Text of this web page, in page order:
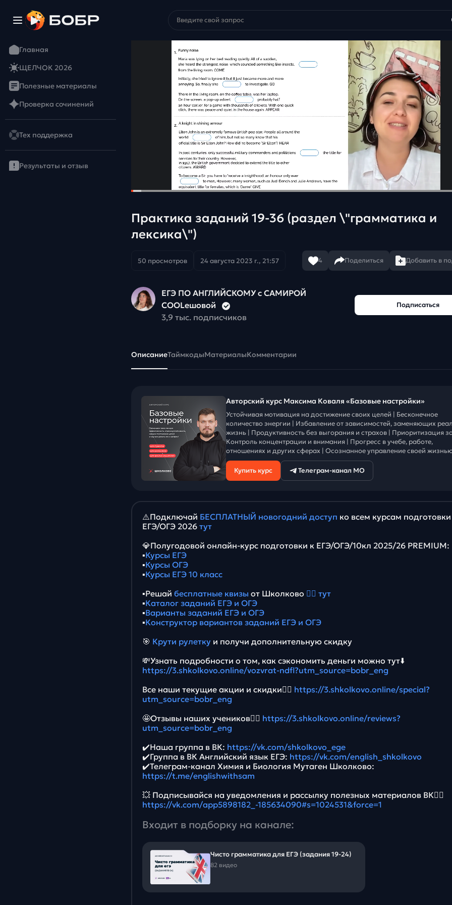
Главная
ЩЕЛЧОК 2026
Полезные материалы
Проверка сочинений
Тех поддержка
Результаты и отзыв
Практика заданий 19-36 (раздел \"грамматика и
лексика\")
50 просмотров 24 августа 2023 г., 21:57 4 Поделиться Добавить в
ЕГЭ ПО АНГЛИЙСКОМУ с САМИРОЙ
COOLешовой
3,9 тыс. подписчиков
Подписаться
ОписаниеТаймкодыМатериалыКомментарии
Авторский курс Максима Коваля «Базовые настройки»
Устойчивая мотивация на достижение своих целей | Бесконечное
количество энергии | Избавление от зависимостей, заменяющих
жизнь | Продуктивность без выгорания и страхов | Приоритизация
Контроль концентрации и внимания | Прогресс в учебе, работе,
отношениях и других сферах | Осознанное управление своей
Купить курс Телеграм-канал МО
⚠️Подключай БЕСПЛАТНЫЙ новогодний доступ ко всем курсам
ЕГЭ/ОГЭ 2026 тут
💎Полугодовой онлайн-курс подготовки к ЕГЭ/ОГЭ/10кл 2025/26 PREMIUM:
▪️Курсы ЕГЭ
▪️Курсы ОГЭ
▪️Курсы ЕГЭ 10 класс
▪️Решай бесплатные квизы от Школково 👉🏻 тут
▪️Каталог заданий ЕГЭ и ОГЭ
▪️Варианты заданий ЕГЭ и ОГЭ
▪️Конструктор вариантов заданий ЕГЭ и ОГЭ
🎯 Крути рулетку и получи дополнительную скидку
💸Узнать подробности о том, как сэкономить деньги можно тут⬇️
https://3.shkolkovo.online/vozvrat-ndfl?utm_source=bobr_eng
Все наши текущие акции и скидки👉🏻 https://3.shkolkovo.online/special?
utm_source=bobr_eng
🤩Отзывы наших учеников👉🏻 https://3.shkolkovo.online/reviews?
utm_source=bobr_eng
✔️Наша группа в ВК: https://vk.com/shkolkovo_ege
✔️Группа в ВК Английский язык ЕГЭ: https://vk.com/english_shkolkovo
✔️Телеграм-канал Химия и Биология Мутаген Школково:
https://t.me/englishwithsam
💥 Подписывайся на уведомления и рассылку полезных материалов ВК👉🏻
https://vk.com/app5898182_-185634090#s=1024531&force=1
Входит в подборку на канале:
Чисто грамматика для ЕГЭ (задания 19-24)
82 видео